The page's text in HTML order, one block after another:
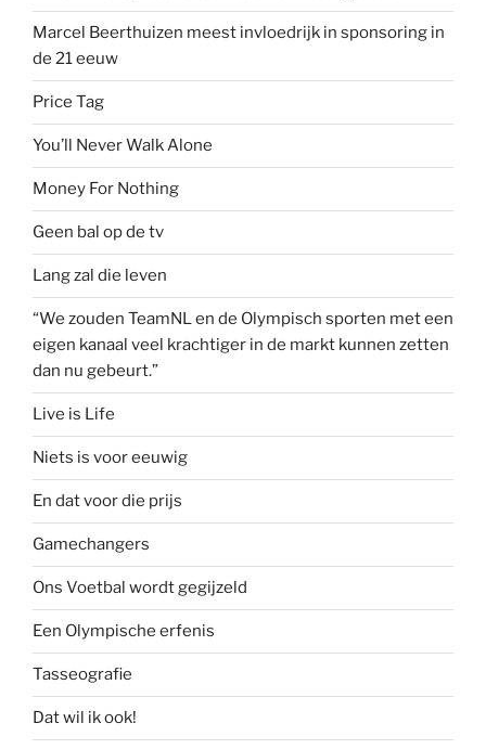
Marcel Beerthuizen meest invloedrijk in sponsoring in
de 21 eeuw
Price Tag
You’ll Never Walk Alone
Money For Nothing
Geen bal op de tv
Lang zal die leven
“We zouden TeamNL en de Olympisch sporten met een
eigen kanaal veel krachtiger in de markt kunnen zetten
dan nu gebeurt.”
Live is Life
Niets is voor eeuwig
En dat voor die prijs
Gamechangers
Ons Voetbal wordt gegijzeld
Een Olympische erfenis
Tasseografie
Dat wil ik ook!